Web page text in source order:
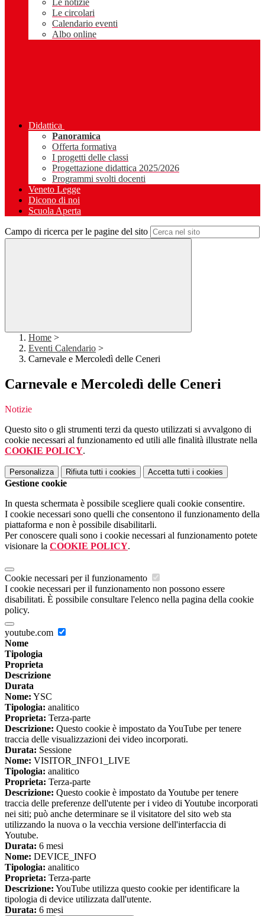
Le notizie
Le circolari
Calendario eventi
Albo online
Didattica
Panoramica
Offerta formativa
I progetti delle classi
Progettazione didattica 2025/2026
Programmi svolti docenti
Veneto Legge
Dicono di noi
Scuola Aperta
Campo di ricerca per le pagine del sito
Home >
Eventi Calendario >
Carnevale e Mercoledì delle Ceneri
Carnevale e Mercoledì delle Ceneri
Notizie
Questo sito o gli strumenti terzi da questo utilizzati si avvalgono di
cookie necessari al funzionamento ed utili alle finalità illustrate nella
COOKIE POLICY.
Personalizza Rifiuta tutti i cookies Accetta tutti i cookies
Gestione cookie
In questa schermata è possibile scegliere quali cookie consentire.
I cookie necessari sono quelli che consentono il funzionamento della
piattaforma e non è possibile disabilitarli.
Per conoscere quali sono i cookie necessari al funzionamento potete
visionare la COOKIE POLICY.
Cookie necessari per il funzionamento
I cookie necessari per il funzionamento non possono essere
disabilitati. È possibile consultare l'elenco nella pagina della cookie
policy.
youtube.com
Nome
Tipologia
Proprieta
Descrizione
Durata
Nome: YSC
Tipologia: analitico
Proprieta: Terza-parte
Descrizione: Questo cookie è impostato da YouTube per tenere
traccia delle visualizzazioni dei video incorporati.
Durata: Sessione
Nome: VISITOR_INFO1_LIVE
Tipologia: analitico
Proprieta: Terza-parte
Descrizione: Questo cookie è impostato da Youtube per tenere
traccia delle preferenze dell'utente per i video di Youtube incorporati
nei siti; può anche determinare se il visitatore del sito web sta
utilizzando la nuova o la vecchia versione dell'interfaccia di
Youtube.
Durata: 6 mesi
Nome: DEVICE_INFO
Tipologia: analitico
Proprieta: Terza-parte
Descrizione: YouTube utilizza questo cookie per identificare la
tipologia di device utilizzata dall'utente.
Durata: 6 mesi